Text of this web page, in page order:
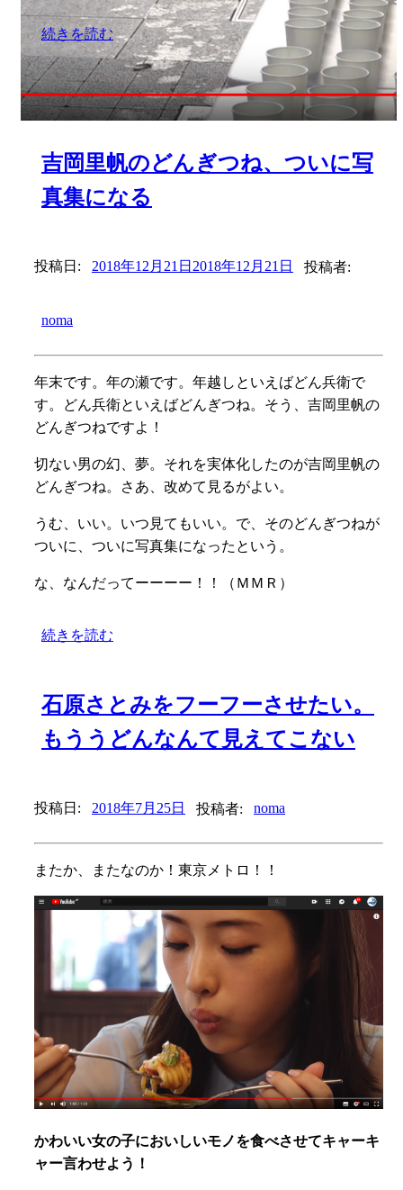
続きを読む
吉岡里帆のどんぎつね、ついに写
真集になる
投稿日: 2018年12月21日 2018年12月21日 投稿者:
noma
年末です。年の瀬です。年越しといえばどん兵衛で
す。どん兵衛といえばどんぎつね。そう、吉岡里帆の
どんぎつねですよ！
切ない男の幻、夢。それを実体化したのが吉岡里帆の
どんぎつね。さあ、改めて見るがよい。
うむ、いい。いつ見てもいい。で、そのどんぎつねが
ついに、ついに写真集になったという。
な、なんだってーーーー！！（ＭＭＲ）
続きを読む
石原さとみをフーフーさせたい。
もううどんなんて見えてこない
投稿日: 2018年7月25日 投稿者: noma
またか、またなのか！東京メトロ！！
かわいい女の子においしいモノを食べさせてキャーキ
ャー言わせよう！